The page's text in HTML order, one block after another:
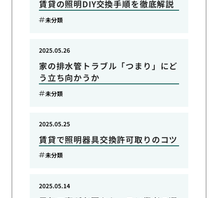
賃貸の照明DIY交換手順を徹底解説
未分類
家の排水管トラブル「つまり」にど
う立ち向かうか
2025.05.26
未分類
賃貸で照明器具交換許可取りのコツ
2025.05.25
未分類
2025.05.14